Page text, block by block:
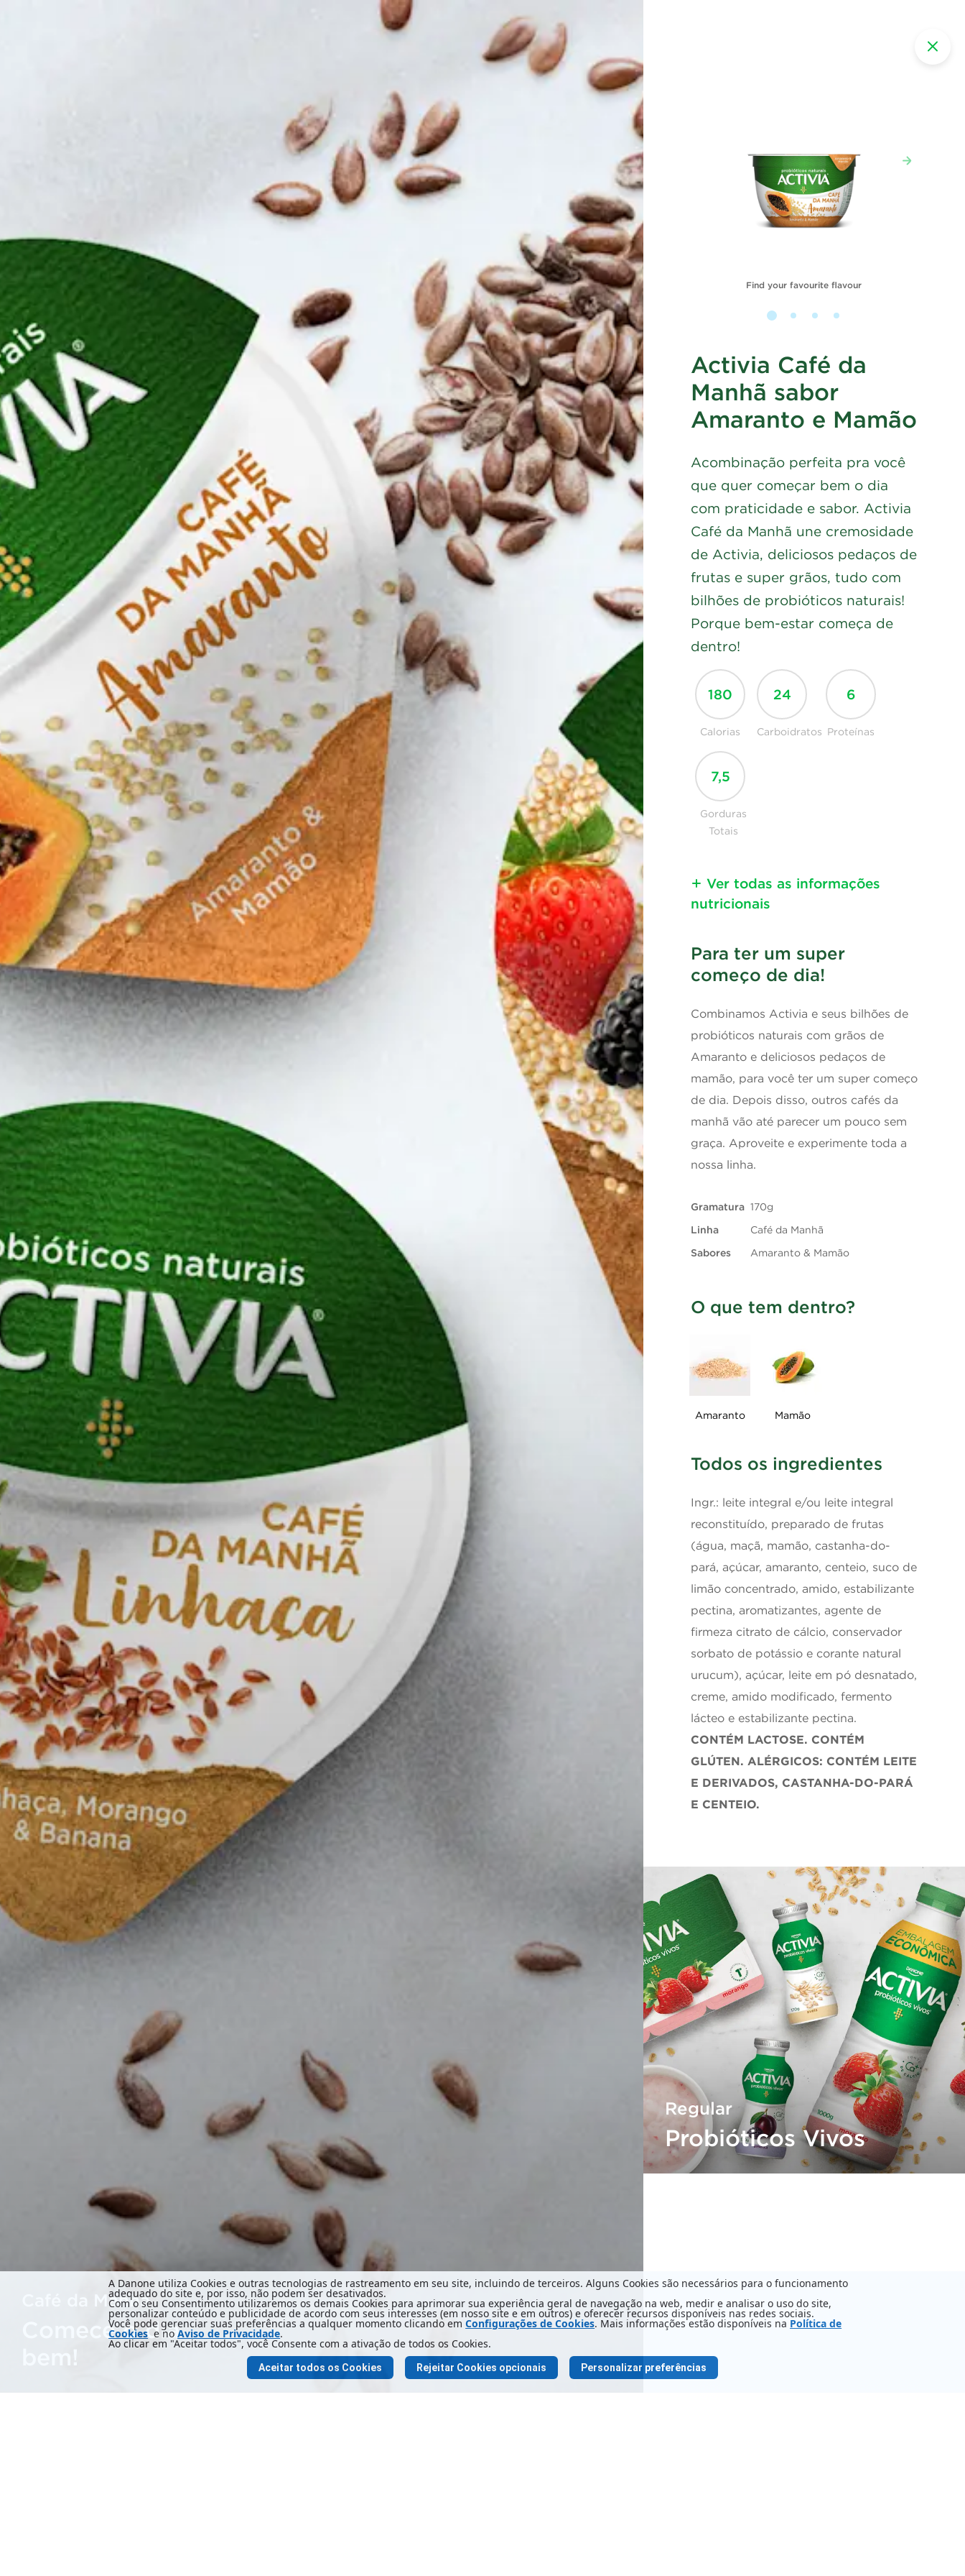
Café da Manhã
Comece o dia
Find your favourite flavour
Activia Café da
Manhã sabor
Amaranto e Mamão
Acombinação perfeita pra você
que quer começar bem o dia
com praticidade e sabor. Activia
Café da Manhã une cremosidade
de Activia, deliciosos pedaços de
frutas e super grãos, tudo com
bilhões de probióticos naturais!
Porque bem-estar começa de
dentro!
180
Calorias
24
Carboidratos
6
Proteínas
7,5
Gorduras
Totais
Ver todas as informações
nutricionais
nutricional
Proteínas 3,5g
Gorduras totais 4,4g
Gorduras
saturadas
2,2g
Fibra alimentar
Cálcio
dieta de 2.000kcal ou 8.400kJ. Seus valores diários
podem ser maiores ou menores dependendo de
suas necessidades energéticas.
Para ter um super
começo de dia!
Combinamos Activia e seus bilhões de
probióticos naturais com grãos de
Amaranto e deliciosos pedaços de
mamão, para você ter um super começo
de dia. Depois disso, outros cafés da
manhã vão até parecer um pouco sem
graça. Aproveite e experimente toda a
nossa linha.
Gramatura 170g
Linha
Café da Manhã
Sabores
Amaranto & Mamão
O que tem dentro?
Amaranto Mamão
Todos os ingredientes
Ingr.: leite integral e/ou leite integral
reconstituído, preparado de frutas
(água, maçã, mamão, castanha-do-
pará, açúcar, amaranto, centeio, suco de
limão concentrado, amido, estabilizante
pectina, aromatizantes, agente de
firmeza citrato de cálcio, conservador
sorbato de potássio e corante natural
urucum), açúcar, leite em pó desnatado,
creme, amido modificado, fermento
lácteo e estabilizante pectina.
CONTÉM LACTOSE. CONTÉM
GLÚTEN. ALÉRGICOS: CONTÉM LEITE
E DERIVADOS, CASTANHA-DO-PARÁ
E CENTEIO.
Regular
Probióticos Vivos
A Danone utiliza Cookies e outras tecnologias de rastreamento em seu site, incluindo de terceiros. Alguns Cookies são necessários para o funcionamento
adequado do site e, por isso, não podem ser desativados.
Com o seu Consentimento utilizaremos os demais Cookies para aprimorar sua experiência geral de navegação na web, medir e analisar o uso do site,
personalizar conteúdo e publicidade de acordo com seus interesses (em nosso site e em outros) e oferecer recursos disponíveis nas redes sociais.
Você pode gerenciar suas preferências a qualquer momento clicando emConfigurações de Cookies. Mais informações estão disponíveis na Política de
Cookiese noAviso de Privacidade.
Ao clicar em "Aceitar todos", você Consente com a ativação de todos os Cookies.
Aceitar todos os Cookies Rejeitar Cookies opcionais Personalizar preferências